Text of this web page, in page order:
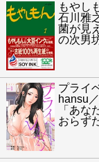
もやし
石川雅
菌が見
の次男
プライ
hansu
「あ
おらず